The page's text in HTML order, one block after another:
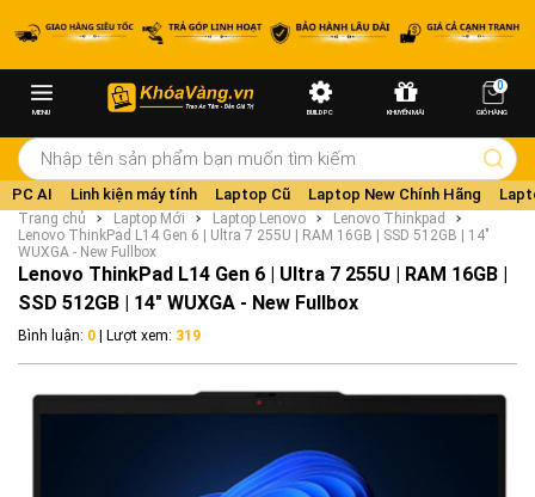
MENU BUILD PC KHUYẾN MÃI
0
GIỎ HÀNG
PC AI Linh kiện máy tính Laptop Cũ Laptop New Chính Hãng
Trang chủ Laptop Mới Laptop Lenovo
Lenovo Thinkpad
Lenovo ThinkPad L14 Gen 6 | Ultra 7 255U | RAM 16GB | SSD 512GB | 14"
WUXGA - New Fullbox
Lenovo ThinkPad L14 Gen 6 | Ultra 7 255U | RAM 16GB |
SSD 512GB | 14" WUXGA - New Fullbox
Bình luận: 0 | Lượt xem: 319